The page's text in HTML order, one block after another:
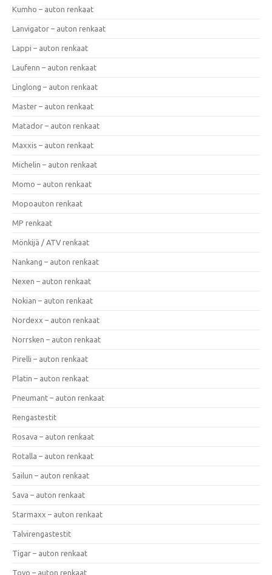
Kumho – auton renkaat
Lanvigator – auton renkaat
Lappi – auton renkaat
Laufenn – auton renkaat
Linglong – auton renkaat
Master – auton renkaat
Matador – auton renkaat
Maxxis – auton renkaat
Michelin – auton renkaat
Momo – auton renkaat
Mopoauton renkaat
MP renkaat
Mönkijä / ATV renkaat
Nankang – auton renkaat
Nexen – auton renkaat
Nokian – auton renkaat
Nordexx – auton renkaat
Norrsken – auton renkaat
Pirelli – auton renkaat
Platin – auton renkaat
Pneumant – auton renkaat
Rengastestit
Rosava – auton renkaat
Rotalla – auton renkaat
Sailun – auton renkaat
Sava – auton renkaat
Starmaxx – auton renkaat
Talvirengastestit
Tigar – auton renkaat
Toyo – auton renkaat